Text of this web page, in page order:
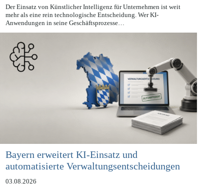
04.08.2026
Der Einsatz von Künstlicher Intelligenz für Unternehmen ist weit
mehr als eine rein technologische Entscheidung. Wer KI-
Anwendungen in seine Geschäftsprozesse…
Bayern erweitert KI-Einsatz und
automatisierte Verwaltungsentscheidungen